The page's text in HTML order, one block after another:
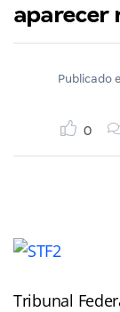
aparecer
Publicado
0
Tribunal